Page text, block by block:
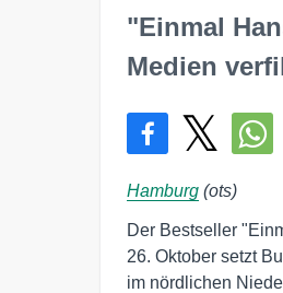
"Einmal
Medien
Hamburg (ots)
Der Bestseller
26. Oktober setzt
im nördlichen